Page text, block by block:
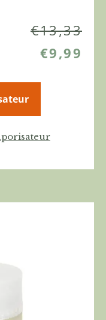
€13,33
€9,99